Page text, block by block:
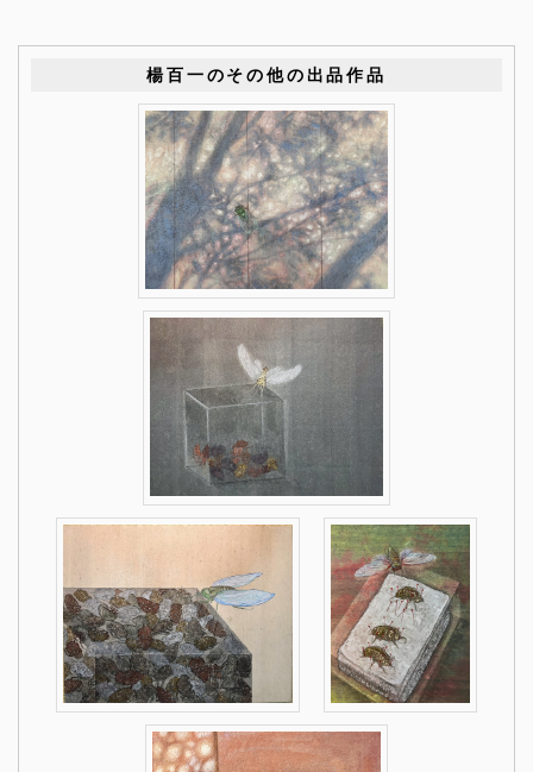
楊百一のその他の出品作品